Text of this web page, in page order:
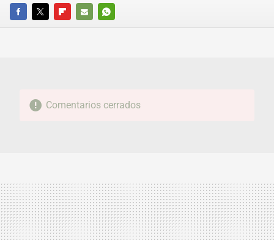
FACEBOOKTWITTERFLIPBOARD
E-
WHATSAPP
Comentarios cerrados